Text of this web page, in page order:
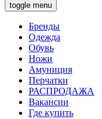
toggle menu
Бренды
Одежда
Обувь
Ножи
Амуниция
Перчатки
РАСПРОДАЖА
Вакансии
Где купить